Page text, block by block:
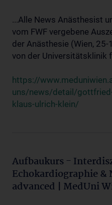
...Alle News Anästhesist
vom FWF vergebene
der Anästhesie (Wien,
von der Universitätsklinik
https://
uns/news/detail/
klaus-ulrich-klein/
Aufbaukurs -
Echokardiographie
advanced | MedUni